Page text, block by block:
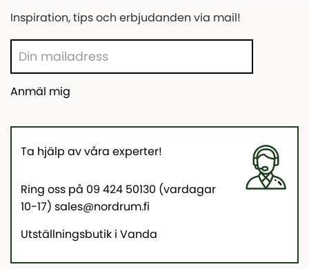
Inspiration, tips och erbjudanden via mail!
Anmäl mig
Ta hjälp av våra experter!
Ring oss på 09 424 50130 (vardagar
10-17) sales@nordrum.fi
Utställningsbutik i Vanda